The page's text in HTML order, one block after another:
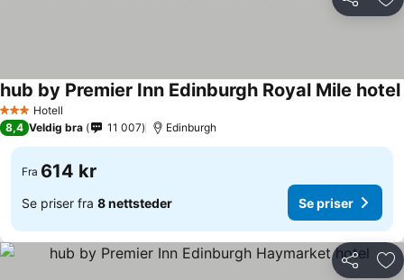
Del
3 StjernerHotell
hub by Premier Inn Edinburgh Royal Mile hotel
8,4 Veldig bra 11 007 Edinburgh
Fra 614 kr
Se priser fra 8 nettsteder Se priser
Del